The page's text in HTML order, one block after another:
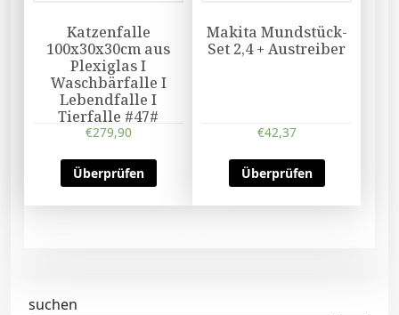
Katzenfalle
100x30x30cm aus
Plexiglas I
Waschbärfalle I
Lebendfalle I
Tierfalle #47#
€279,90
Überprüfen
Makita Mundstück-
Set 2,4 + Austreiber
€42,37
Überprüfen
suchen